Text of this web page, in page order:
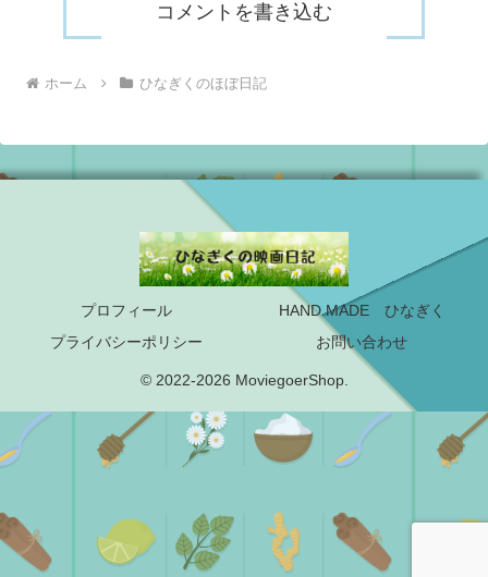
コメントを書き込む
ホーム ひなぎくのほぼ日記
プロフィール
HAND MADE ひなぎく
プライバシーポリシー
お問い合わせ
© 2022-2026 MoviegoerShop.